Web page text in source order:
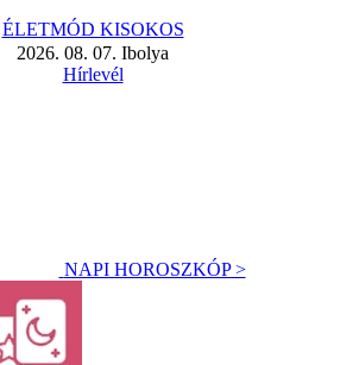
ÉLETMÓD KISOKOS
2026. 08. 07. Ibolya
Hírlevél
NAPI HOROSZKÓP >